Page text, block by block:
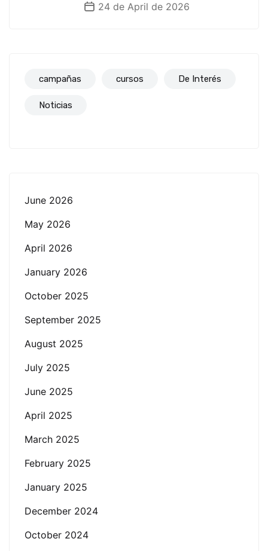
24 de April de 2026
campañas cursos De Interés
Noticias
June 2026
May 2026
April 2026
January 2026
October 2025
September 2025
August 2025
July 2025
June 2025
April 2025
March 2025
February 2025
January 2025
December 2024
October 2024